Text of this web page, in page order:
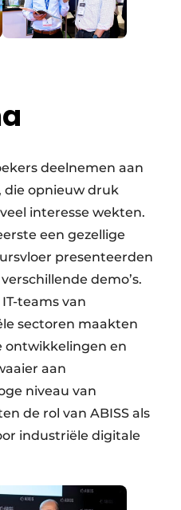
deelnemen aan
die opnieuw druk
interesse wekten.
een gezellige
presenteerden
demo’s.
teams van
sectoren maakten
ontwikkelingen en
aan
niveau van
de rol van ABISS als
industriële digitale